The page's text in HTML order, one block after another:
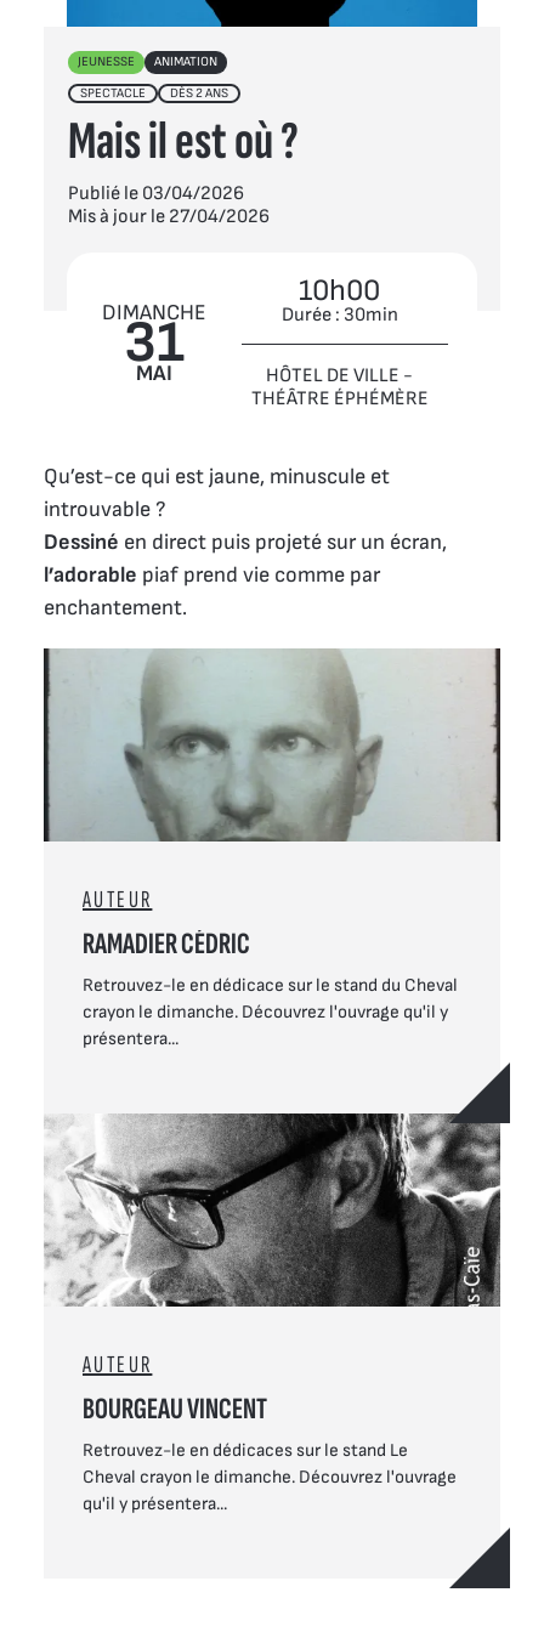
JEUNESSE ANIMATION
SPECTACLE DÈS 2 ANS
Mais il est où ?
Publié le 03/04/2026
Mis à jour le 27/04/2026
DIMANCHE
31
MAI
10h00
Durée : 30min
HÔTEL DE VILLE -
THÉÂTRE ÉPHÉMÈRE
Qu’est-ce qui est jaune, minuscule et
introuvable ?
Dessiné en direct puis projeté sur un écran,
l’adorable piaf prend vie comme par
enchantement.
AUTEUR
RAMADIER CÉDRIC
Retrouvez-le en dédicace sur le stand du Cheval
crayon le dimanche. Découvrez l'ouvrage qu'il y
présentera...
AUTEUR
BOURGEAU VINCENT
Retrouvez-le en dédicaces sur le stand Le
Cheval crayon le dimanche. Découvrez l'ouvrage
qu'il y présentera...